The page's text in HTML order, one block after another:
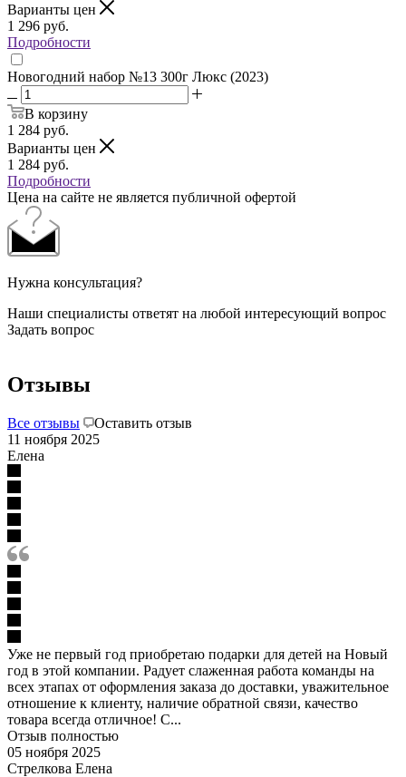
Варианты цен
1 296 руб.
Подробности
Новогодний набор №13 300г Люкс (2023)
В корзину
1 284 руб.
Варианты цен
1 284 руб.
Подробности
Цена на сайте не является публичной офертой
Нужна консультация?
Наши специалисты ответят на любой интересующий вопрос
Задать вопрос
Отзывы
Все отзывы
Оставить отзыв
11 ноября 2025
Елена
Уже не первый год приобретаю подарки для детей на Новый
год в этой компании. Радует слаженная работа команды на
всех этапах от оформления заказа до доставки, уважительное
отношение к клиенту, наличие обратной связи, качество
товара всегда отличное! С...
Отзыв полностью
05 ноября 2025
Стрелкова Елена